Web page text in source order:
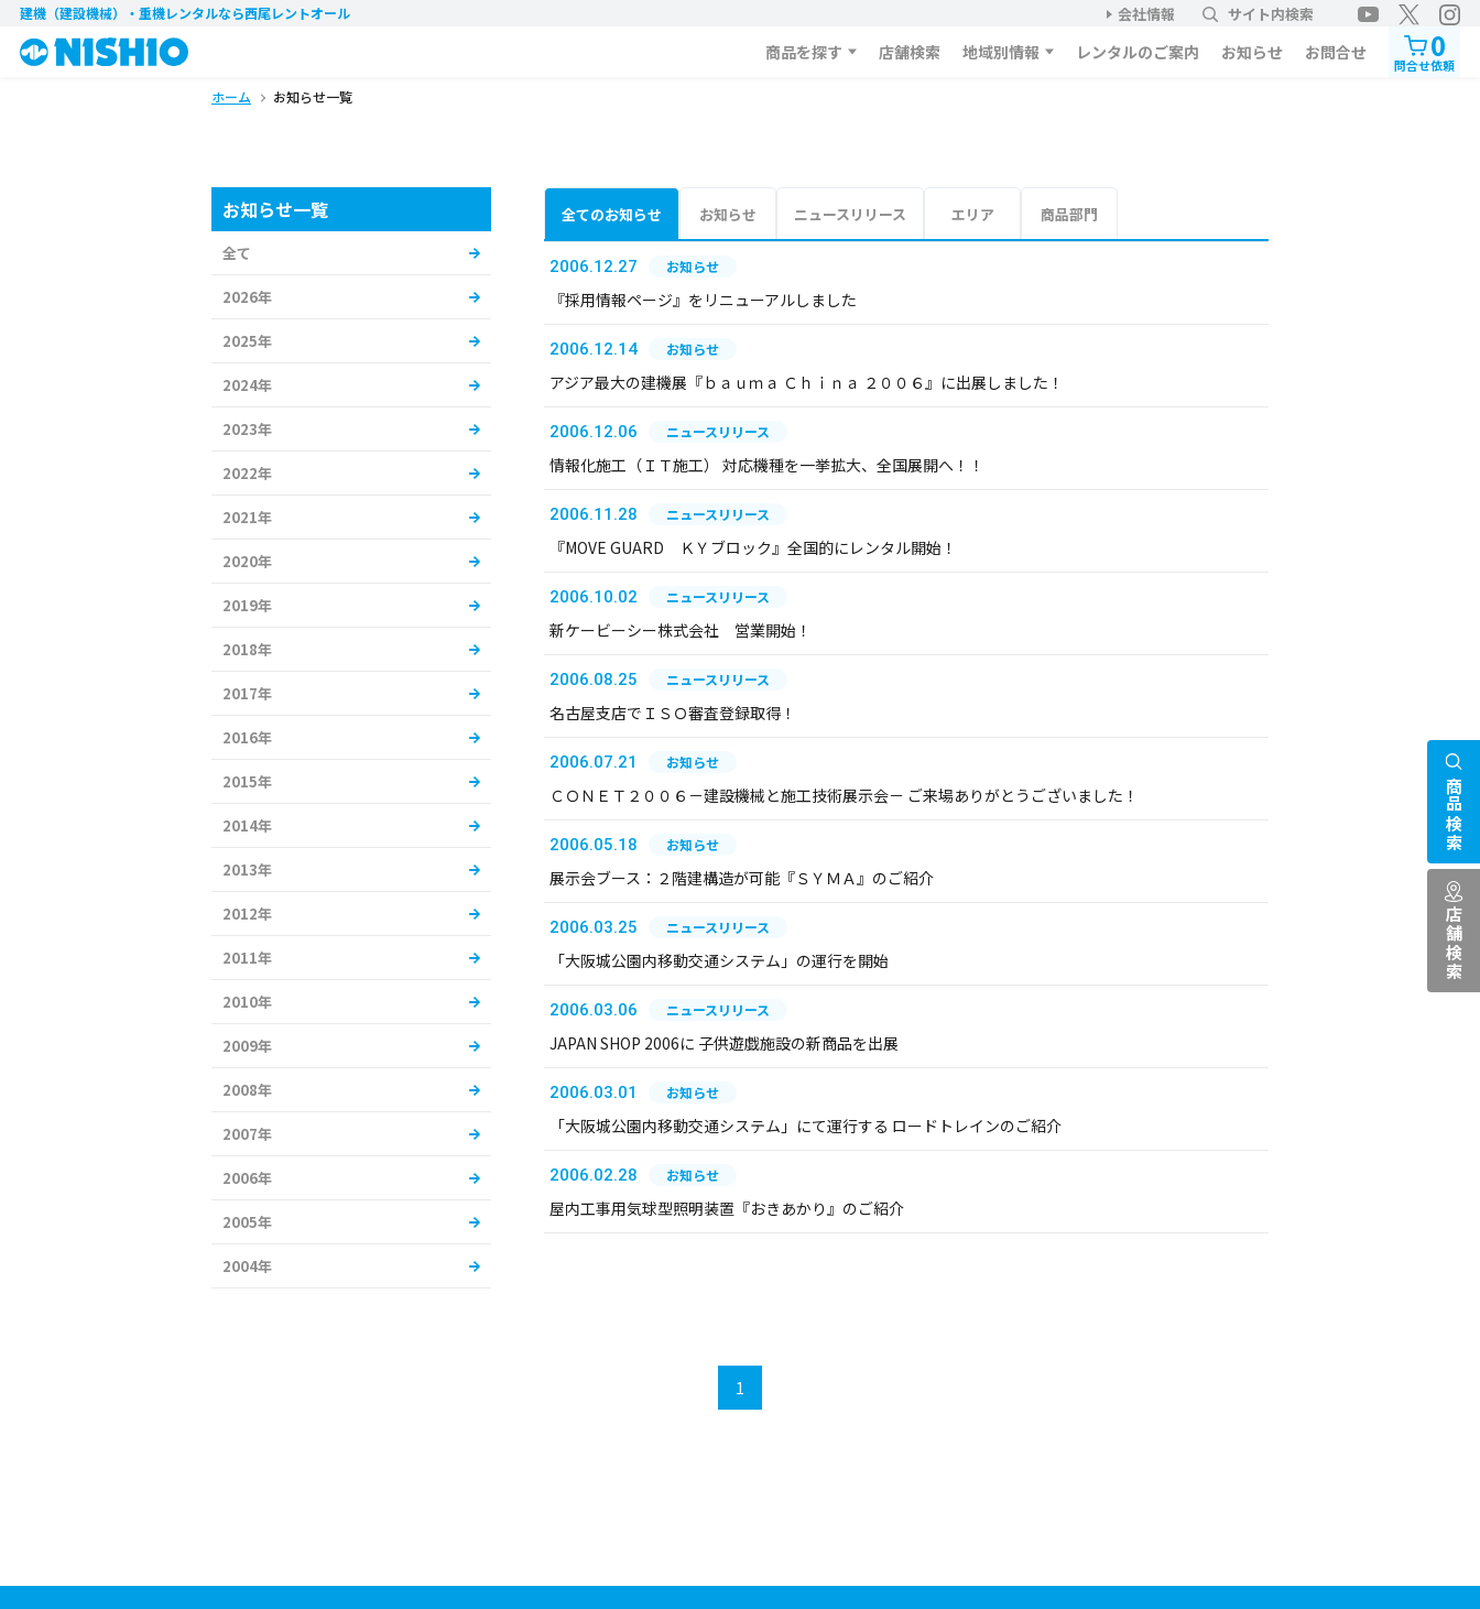
建機（建設機械）・重機レンタルなら西尾レントオール 会社情報 サイト内検索
商品を探す 店舗検索 地域別情報 レンタルのご案内 お知らせ お問合せ 0
問合せ依頼
ホーム お知らせ一覧
全てのお知らせ お知らせ ニュースリリース エリア 商品部門
2006.12.27 お知らせ
『採用情報ページ』をリニューアルしました
2006.12.14 お知らせ
アジア最大の建機展『ｂａｕｍａ Ｃｈｉｎａ ２００６』に出展しました！
2006.12.06 ニュースリリース
情報化施工（ＩＴ施工） 対応機種を一挙拡大、全国展開へ！！
2006.11.28 ニュースリリース
『MOVE GUARD ＫＹブロック』全国的にレンタル開始！
2006.10.02 ニュースリリース
新ケービーシー株式会社 営業開始！
2006.08.25 ニュースリリース
名古屋支店でＩＳＯ審査登録取得！
2006.07.21 お知らせ
ＣＯＮＥＴ２００６－建設機械と施工技術展示会－ ご来場ありがとうございました！
2006.05.18 お知らせ
展示会ブース：２階建構造が可能『ＳＹＭＡ』のご紹介
2006.03.25 ニュースリリース
「大阪城公園内移動交通システム」の運行を開始
2006.03.06 ニュースリリース
JAPAN SHOP 2006に 子供遊戯施設の新商品を出展
2006.03.01 お知らせ
「大阪城公園内移動交通システム」にて運行する ロードトレインのご紹介
2006.02.28 お知らせ
屋内工事用気球型照明装置『おきあかり』のご紹介
1
お知らせ一覧
全て
2026年
2025年
2024年
2023年
2022年
2021年
2020年
2019年
2018年
2017年
2016年
2015年
2014年
2013年
2012年
2011年
2010年
2009年
2008年
2007年
2006年
2005年
2004年
商品検索
店舗検索